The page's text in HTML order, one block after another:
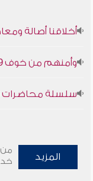
أخلاقنا أصالة
وأمنهم من خوف 9
سلسلة محاضرات
المزيد
من